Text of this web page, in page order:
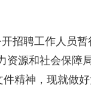
招聘工作人员暂
源和社会保
件精神，现就做